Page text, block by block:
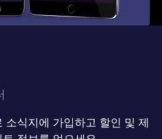
소식지에 가입하고 할인 및 제